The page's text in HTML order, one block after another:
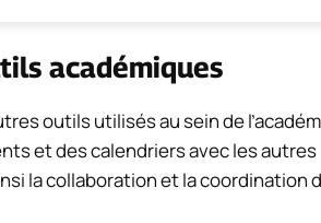
académiques
outils utilisés au sein de
et des calendriers avec les autres
la collaboration et la coordination